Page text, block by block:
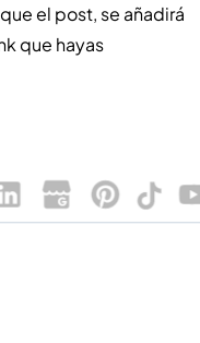
el post, se añadirá
que hayas